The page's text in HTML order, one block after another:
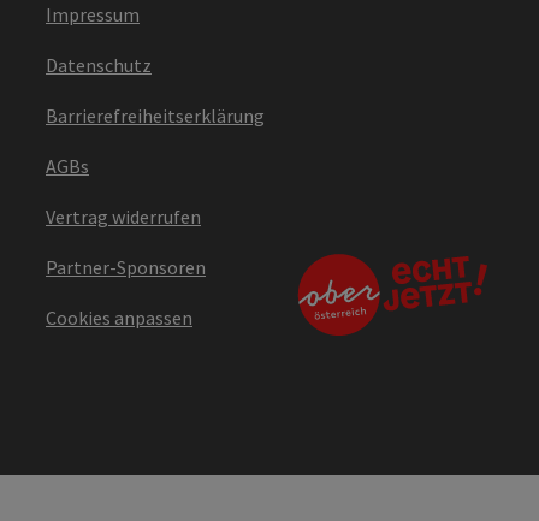
Impressum
Datenschutz
Barrierefreiheitserklärung
AGBs
Vertrag widerrufen
Partner-Sponsoren
Cookies anpassen